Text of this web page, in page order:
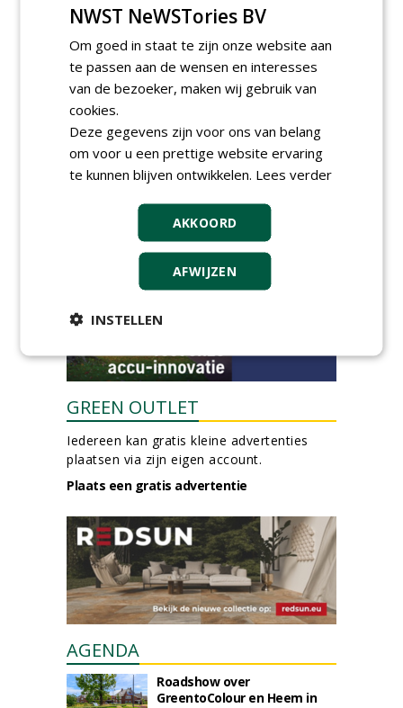
30-06-2026, 80 km rond Noordeloos
Meewerkend Voorman Groen
bij Wallaard
30-06-2026, 80 km rond Noordeloos
Werkvoorbereider
week) bij SmitsRinsma
24-06-2026, Zutphen en op project locatie
Ervaren werkvoorbereider
24-06-2026, Zutphen
meer Groene Banen
GREEN OUTLET
Iedereen kan gratis kleine advertenties
plaatsen via zijn eigen account.
Plaats een gratis advertentie
AGENDA
Roadshow over
GreentoColour en Heem in
NWST NeWSTories BV
Om goed in staat te zijn onze website aan
te passen aan de wensen en interesses
van de bezoeker, maken wij gebruik van
cookies.
Deze gegevens zijn voor ons van belang
om voor u een prettige website ervaring
te kunnen blijven ontwikkelen. Lees verder
AKKOORD
AFWIJZEN
INSTELLEN